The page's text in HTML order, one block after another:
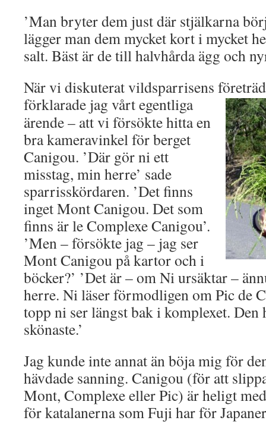
’Man bryter dem just där stjälkarna
lägger man dem mycket kort i mycket
salt. Bäst är de till halvhårda ägg och
När vi diskuterat vildsparrisens
förklarade jag vårt egentliga
ärende – att vi försökte hitta en
bra kameravinkel för berget
Canigou. ’Där gör ni ett
misstag, min herre’ sade
sparrisskördaren. ’Det finns
inget Mont Canigou. Det som
finns är le Complexe Canigou’.
’Men – försökte jag – jag ser
Mont Canigou på kartor och i
böcker?’ ’Det är – om Ni ursäktar –
herre. Ni läser förmodligen om Pic de
topp ni ser längst bak i komplexet. Den
skönaste.’
Jag kunde inte annat än böja mig för
hävdade sanning. Canigou (för att
Mont, Complexe eller Pic) är heligt
för katalanerna som Fuji har för